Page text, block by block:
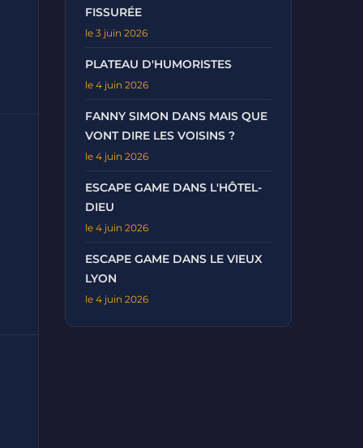
FISSURÉE
le 3 juin 2026
PLATEAU D'HUMORISTES
le 4 juin 2026
FANNY SIMON DANS MAIS QUE
VONT DIRE LES VOISINS ?
le 4 juin 2026
ESCAPE GAME DANS L'HÔTEL-
DIEU
le 4 juin 2026
ESCAPE GAME DANS LE VIEUX
LYON
le 4 juin 2026